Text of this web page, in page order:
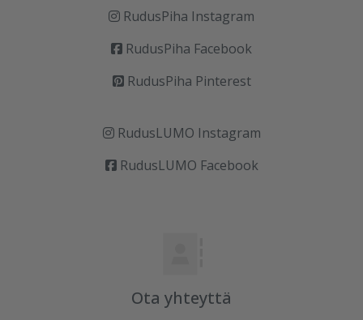
RudusPiha Instagram
RudusPiha Facebook
RudusPiha Pinterest
RudusLUMO Instagram
RudusLUMO Facebook
Ota yhteyttä